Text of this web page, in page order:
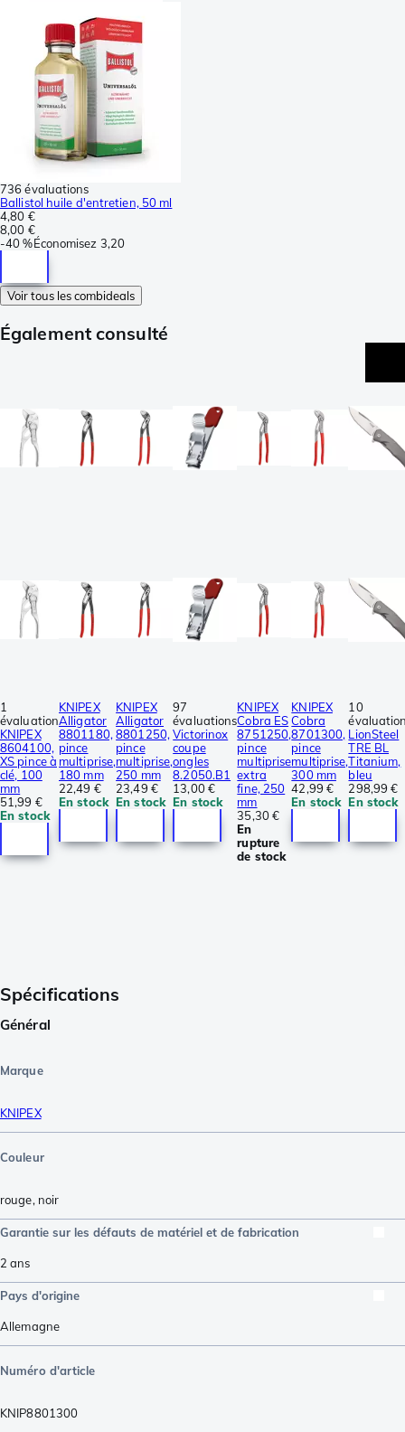
736 évaluations
Ballistol huile d'entretien, 50 ml
4,80 €
8,00 €
-40 %Économisez 3,20
Voir tous les combideals
Également consulté
1
évaluation
KNIPEX
8604100,
XS pince à
clé, 100
mm
51,99 €
En stock
KNIPEX
Alligator
8801180,
pince
multiprise,
180 mm
22,49 €
En stock
KNIPEX
Alligator
8801250,
pince
multiprise,
250 mm
23,49 €
En stock
97
évaluations
Victorinox
coupe
ongles
8.2050.B1
13,00 €
En stock
KNIPEX
Cobra ES
8751250,
pince
multiprise
extra
fine, 250
mm
35,30 €
En
rupture
de stock
KNIPEX
Cobra
8701300,
pince
multiprise,
300 mm
42,99 €
En stock
10
LionSteel
TRE BL
Titanium,
bleu
298,99 €
En stock
Spécifications
Général
Marque
KNIPEX
Couleur
rouge, noir
Garantie sur les défauts de matériel et de fabrication
2 ans
Pays d'origine
Allemagne
Numéro d'article
KNIP8801300